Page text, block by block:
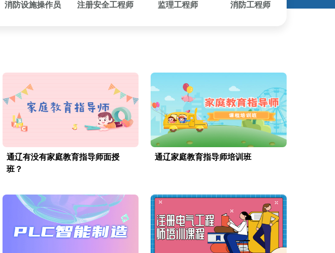
消防设施操作员 注册安全工程师 监理工程师 消防工程师
通辽有没有家庭教育指导师面授
班？
通辽家庭教育指导师培训班